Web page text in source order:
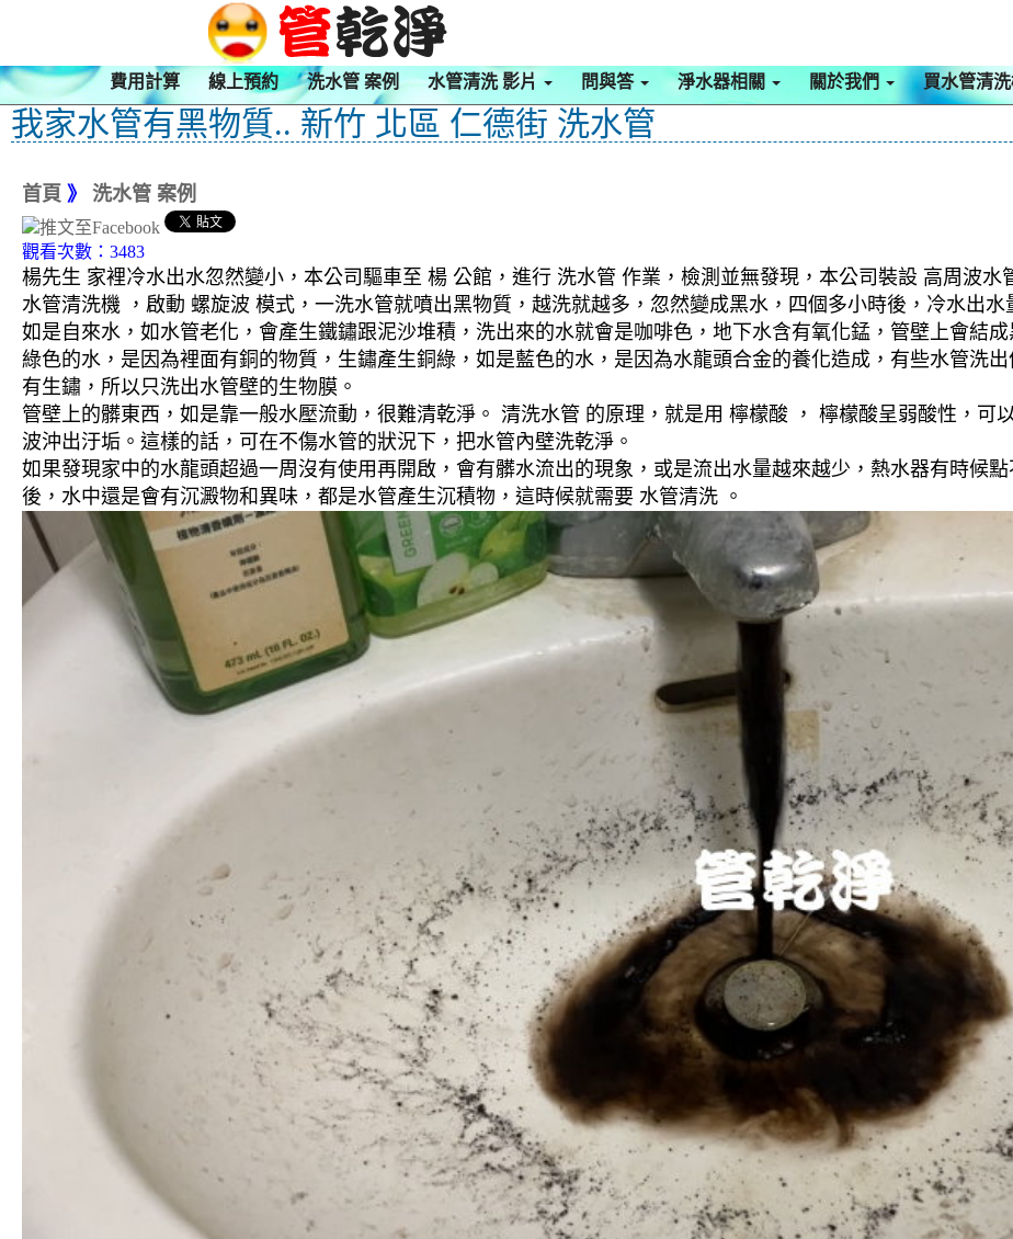
費用計算 線上預約 洗水管 案例 水管清洗 影片 問與答 淨水器相關 關於我們 買水管清
我家水管有黑物質.. 新竹 北區 仁德街 洗水管
首頁 》 洗水管 案例
觀看次數：3483
楊先生 家裡冷水出水忽然變小，本公司驅車至 楊 公館，進行 洗水管 作業，檢測並無發現，本公司裝設 高周波
水管清洗機 ，啟動 螺旋波 模式，一洗水管就噴出黑物質，越洗就越多，忽然變成黑水，四個多小時後，冷水出水
如是自來水，如水管老化，會產生鐵鏽跟泥沙堆積，洗出來的水就會是咖啡色，地下水含有氧化錳，管壁上會結
綠色的水，是因為裡面有銅的物質，生鏽產生銅綠，如是藍色的水，是因為水龍頭合金的養化造成，有些水管洗
有生鏽，所以只洗出水管壁的生物膜。
管壁上的髒東西，如是靠一般水壓流動，很難清乾淨。 清洗水管 的原理，就是用 檸檬酸 ， 檸檬酸呈弱酸性，可
波沖出汙垢。這樣的話，可在不傷水管的狀況下，把水管內壁洗乾淨。
如果發現家中的水龍頭超過一周沒有使用再開啟，會有髒水流出的現象，或是流出水量越來越少，熱水器有時候
後，水中還是會有沉澱物和異味，都是水管產生沉積物，這時候就需要 水管清洗 。